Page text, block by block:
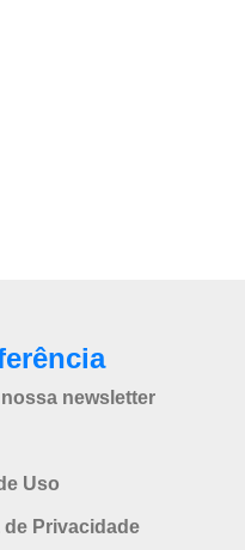
newsletter
Uso
de Privacidade